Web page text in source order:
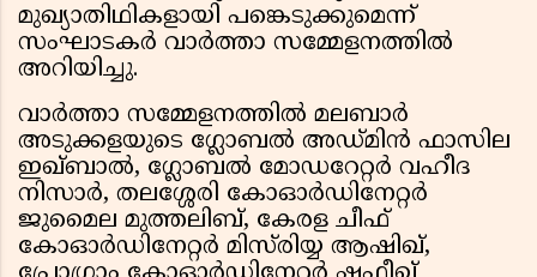
മുഖ്യാതിഥികളായി പങ്കെടുക്കുമെന്ന്
സംഘാടകർ വാർത്താ സമ്മേളനത്തിൽ
അറിയിച്ചു.
വാർത്താ സമ്മേളനത്തിൽ മലബാർ
അടുക്കളയുടെ ഗ്ലോബൽ അഡ്‌മിൻ ഫാസില
ഇഖ്ബാൽ, ഗ്ലോബൽ മോഡറേറ്റർ വഹീദ
നിസാർ, തലശ്ശേരി കോഓർഡിനേറ്റർ
ജുമൈല മുത്തലിബ്, കേരള ചീഫ്
കോഓർഡിനേറ്റർ മിസ്‌രിയ്യ ആഷിഖ്,